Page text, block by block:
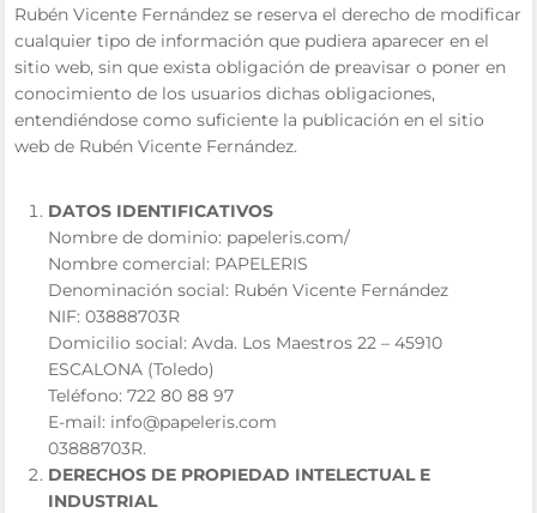
Rubén Vicente Fernández se reserva el derecho de modificar
cualquier tipo de información que pudiera aparecer en el
sitio web, sin que exista obligación de preavisar o poner en
conocimiento de los usuarios dichas obligaciones,
entendiéndose como suficiente la publicación en el sitio
web de Rubén Vicente Fernández.
DATOS IDENTIFICATIVOS
Nombre de dominio: papeleris.com/
Nombre comercial: PAPELERIS
Denominación social: Rubén Vicente Fernández
NIF: 03888703R
Domicilio social: Avda. Los Maestros 22 – 45910
ESCALONA (Toledo)
Teléfono: 722 80 88 97
E-mail: info@papeleris.com
03888703R.
DERECHOS DE PROPIEDAD INTELECTUAL E
INDUSTRIAL